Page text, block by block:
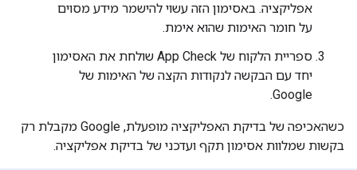
אפליקציה. באסימון הזה עשוי להישמר מידע מסוים
על חומר האימות שהוא אימת.
ספריית הלקוח של App Check שולחת את האסימון
יחד עם הבקשה לנקודות הקצה של האימות של
Google.
כשהאכיפה של בדיקת האפליקציה מופעלת, Google מקבלת רק
בקשות שמלוות אסימון תקף ועדכני של בדיקת אפליקציה.